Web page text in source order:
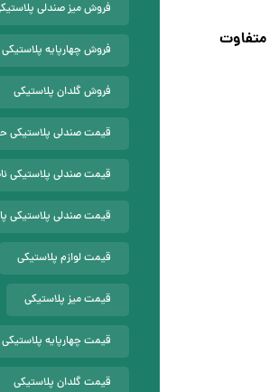
فروش میز صندلی
فروش چهارپایه پلاستیکی
فروش گلدان پلاستیکی
قیمت صندلی پلاستیکی
قیمت صندلی پلاستیکی
قیمت صندلی پلاستیکی
قیمت لوازم پلاستیکی
قیمت میز پلاستیکی
قیمت چهارپایه پلاستیکی
قیمت گلدان پلاستیکی